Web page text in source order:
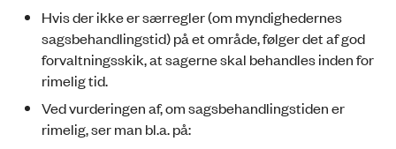
Hvis der ikke er særregler (om myndighedernes
sagsbehandlingstid) på et område, følger det af god
forvaltningsskik, at sagerne skal behandles inden for
rimelig tid.
Ved vurderingen af, om sagsbehandlingstiden er
rimelig, ser man bl.a. på: